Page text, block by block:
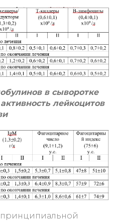
в сыворотке
лейкоцитов
принципиальной